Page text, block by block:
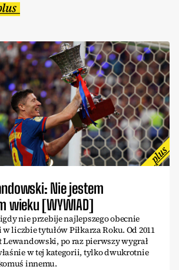
Nie jestem
wieku [WYWIAD]
nie przebije najlepszego obecnie
liczbie tytułów Piłkarza Roku. Od 2011
Lewandowski, po raz pierwszy wygrał
w tej kategorii, tylko dwukrotnie
innemu.